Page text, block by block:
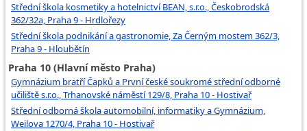
Střední škola kosmetiky a hotelnictví BEAN, s.r.o., Českobrodská
362/32a, Praha 9 - Hrdlořezy
Střední škola podnikání a gastronomie, Za Černým mostem 362/3,
Praha 9 - Hloubětín
Praha 10 (Hlavní město Praha)
Gymnázium bratří Čapků a První české soukromé střední odborné
učiliště s.r.o., Trhanovské náměstí 129/8, Praha 10 - Hostivař
Střední odborná škola automobilní, informatiky a Gymnázium,
Weilova 1270/4, Praha 10 - Hostivař